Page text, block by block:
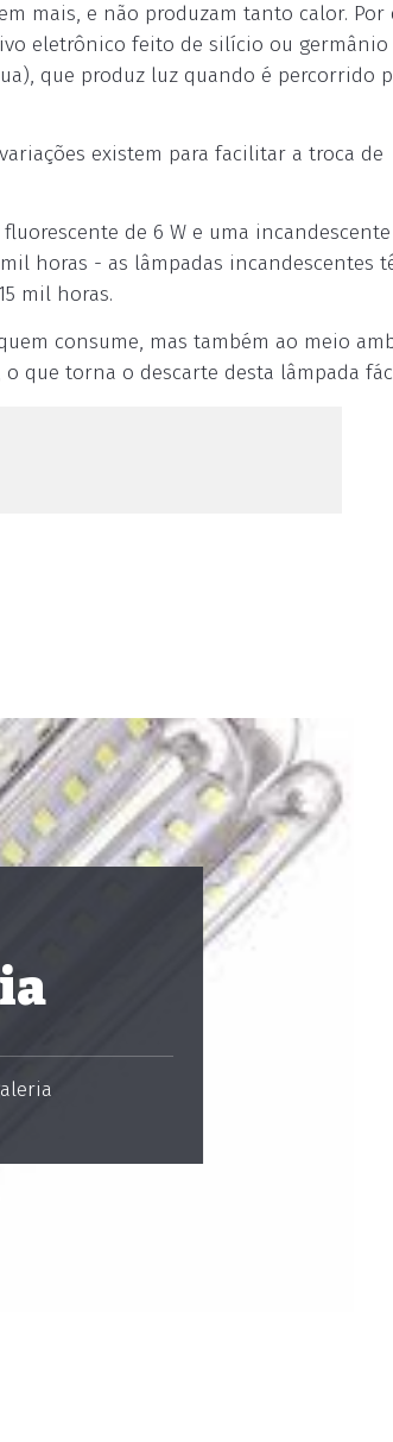
mais, e não produzam tanto calor.
eletrônico feito de silício ou germânio
que produz luz quando é percorrido
existem para facilitar a troca de
de 6 W e uma
horas - as lâmpadas incandescentes
mil horas.
consume, mas também ao meio
que torna o descarte desta lâmpada